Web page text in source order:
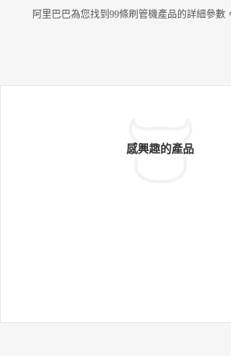
阿里巴巴為您找到99條刷管機產品的詳細參
感興趣的產品